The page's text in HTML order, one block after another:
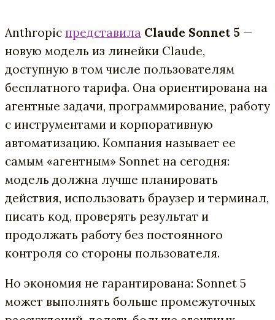
Anthropic представила Claude Sonnet 5 —
новую модель из линейки Claude,
доступную в том числе пользователям
бесплатного тарифа. Она ориентирована на
агентные задачи, программирование, работу
с инструментами и корпоративную
автоматизацию. Компания называет ее
самым «агентным» Sonnet на сегодня:
модель должна лучше планировать
действия, использовать браузер и терминал,
писать код, проверять результат и
продолжать работу без постоянного
контроля со стороны пользователя.
Но экономия не гарантирована: Sonnet 5
может выполнять больше промежуточных